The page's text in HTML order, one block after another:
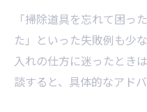
「掃除道具を忘れて困っ
た」といった失敗例も少
入れの仕方に迷ったとき
談すると、具体的なアド